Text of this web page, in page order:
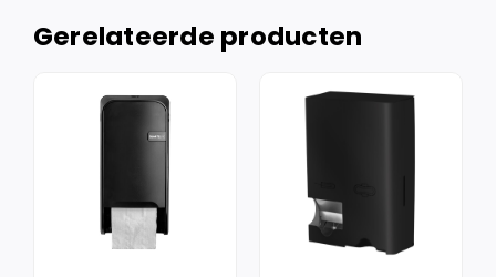
Gerelateerde producten